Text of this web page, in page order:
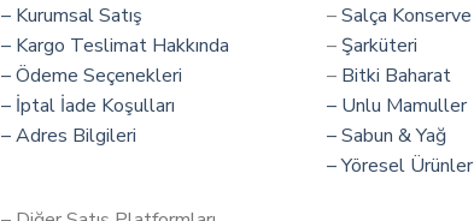
– Kurumsal Satış
– Kargo Teslimat Hakkında
– Ödeme Seçenekleri
– İptal İade Koşulları
– Adres Bilgileri
–Salça Konserve
– Şarküteri
– Bitki Baharat
– Unlu Mamuller
– Sabun & Yağ
– Yöresel Ürünler